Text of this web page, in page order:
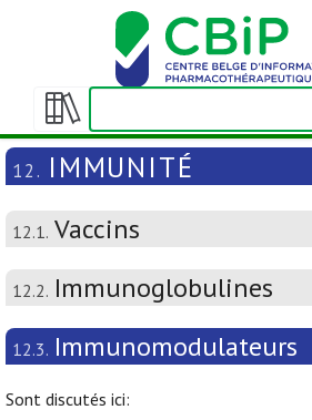
Afficher/masquer
la
table
matières
12. IMMUNITÉ
12.1. Vaccins
12.2. Immunoglobulines
12.3. Immunomodulateurs
Sont discutés ici: